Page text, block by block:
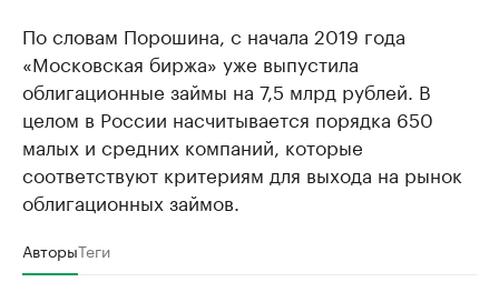
По словам Порошина, с начала 2019 года
«Московская биржа» уже выпустила
облигационные займы на 7,5 млрд рублей. В
целом в России насчитывается порядка 650
малых и средних компаний, которые
соответствуют критериям для выхода на рынок
облигационных займов.
АвторыТеги